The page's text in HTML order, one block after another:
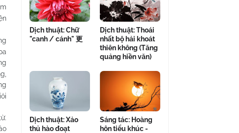
Dịch thuật: Chữ
"canh / cánh" 更
Dịch thuật: Thoái
nhất bộ hải khoát
thiên không (Tăng
quảng hiền văn)
Dịch thuật: Xảo
thủ hào đoạt
Sáng tác: Hoàng
hôn tiểu khúc -